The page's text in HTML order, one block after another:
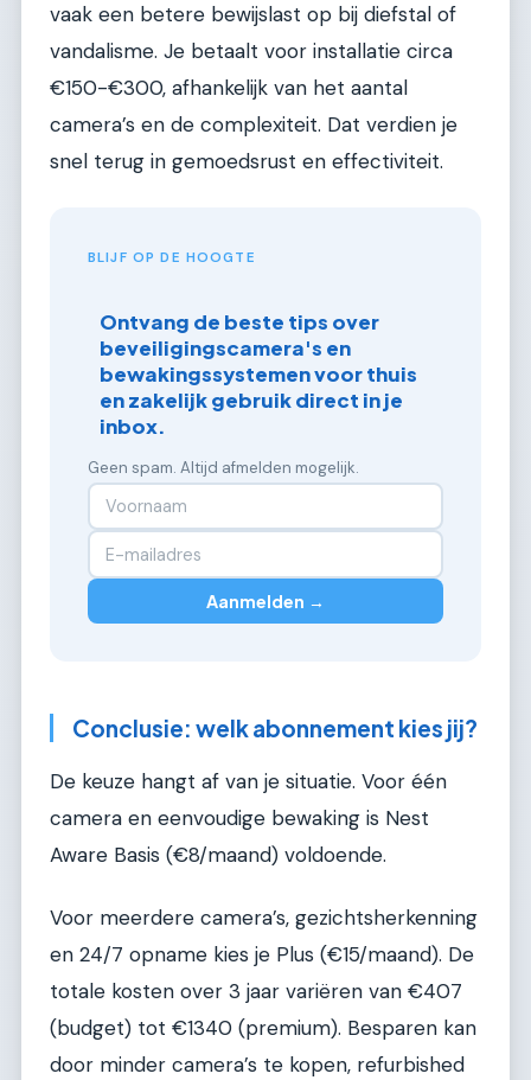
vaak een betere bewijslast op bij diefstal of
vandalisme. Je betaalt voor installatie circa
€150-€300, afhankelijk van het aantal
camera’s en de complexiteit. Dat verdien je
snel terug in gemoedsrust en effectiviteit.
BLIJF OP DE HOOGTE
Ontvang de beste tips over
beveiligingscamera's en
bewakingssystemen voor thuis
en zakelijk gebruik direct in je
inbox.
Geen spam. Altijd afmelden mogelijk.
Aanmelden →
Conclusie: welk abonnement kies jij?
De keuze hangt af van je situatie. Voor één
camera en eenvoudige bewaking is Nest
Aware Basis (€8/maand) voldoende.
Voor meerdere camera’s, gezichtsherkenning
en 24/7 opname kies je Plus (€15/maand). De
totale kosten over 3 jaar variëren van €407
(budget) tot €1340 (premium). Besparen kan
door minder camera’s te kopen, refurbished